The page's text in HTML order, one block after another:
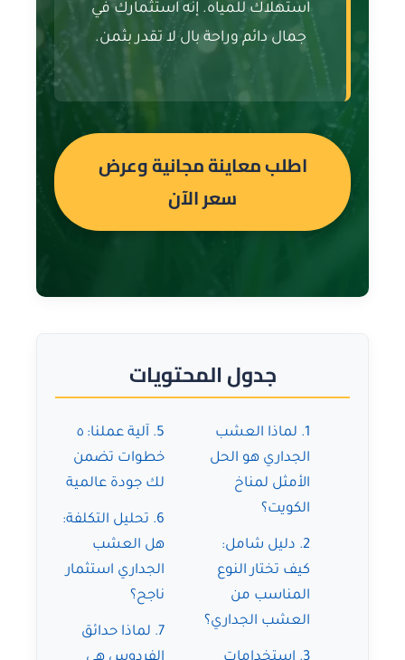
استهلاك للمياه. إنه استثمارك في
جمال دائم وراحة بال لا تقدر بثمن.
اطلب معاينة مجانية وعرض
سعر الآن
جدول المحتويات
1. لماذا العشب
الجداري هو الحل
الأمثل لمناخ
الكويت؟
2. دليل شامل:
كيف تختار النوع
المناسب من
العشب الجداري؟
5. آلية عملنا: ٥
خطوات تضمن
لك جودة عالمية
6. تحليل التكلفة:
هل العشب
الجداري استثمار
ناجح؟
7. لماذا حدائق